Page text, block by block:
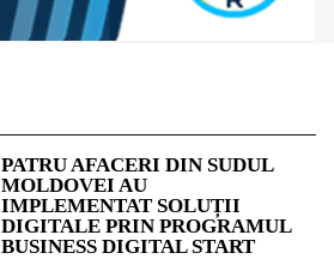
PATRU AFACERI DIN SUDUL
MOLDOVEI AU
IMPLEMENTAT SOLUȚII
DIGITALE PRIN PROGRAMUL
BUSINESS DIGITAL START